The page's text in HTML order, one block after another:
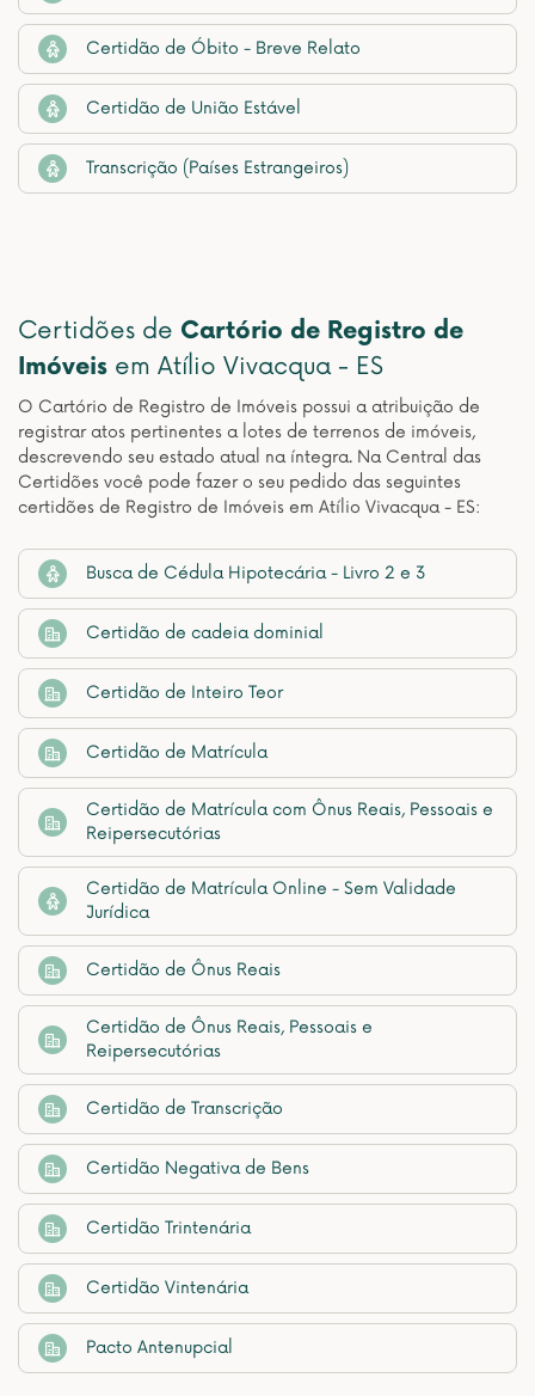
Certidão de Óbito - Breve Relato
Certidão de União Estável
Transcrição (Países Estrangeiros)
Certidões de Cartório de Registro de
Imóveis em Atílio Vivacqua - ES
O Cartório de Registro de Imóveis possui a atribuição de
registrar atos pertinentes a lotes de terrenos de imóveis,
descrevendo seu estado atual na íntegra. Na Central das
Certidões você pode fazer o seu pedido das seguintes
certidões de Registro de Imóveis em Atílio Vivacqua - ES:
Busca de Cédula Hipotecária - Livro 2 e 3
Certidão de cadeia dominial
Certidão de Inteiro Teor
Certidão de Matrícula
Certidão de Matrícula com Ônus Reais, Pessoais e
Reipersecutórias
Certidão de Matrícula Online - Sem Validade
Jurídica
Certidão de Ônus Reais
Certidão de Ônus Reais, Pessoais e
Reipersecutórias
Certidão de Transcrição
Certidão Negativa de Bens
Certidão Trintenária
Certidão Vintenária
Pacto Antenupcial